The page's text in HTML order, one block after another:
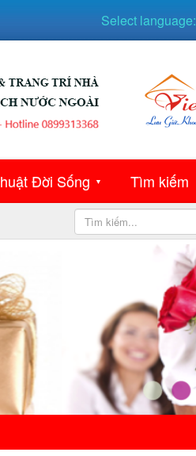
Đời Sống ▼ Tìm kiếm
Select language: